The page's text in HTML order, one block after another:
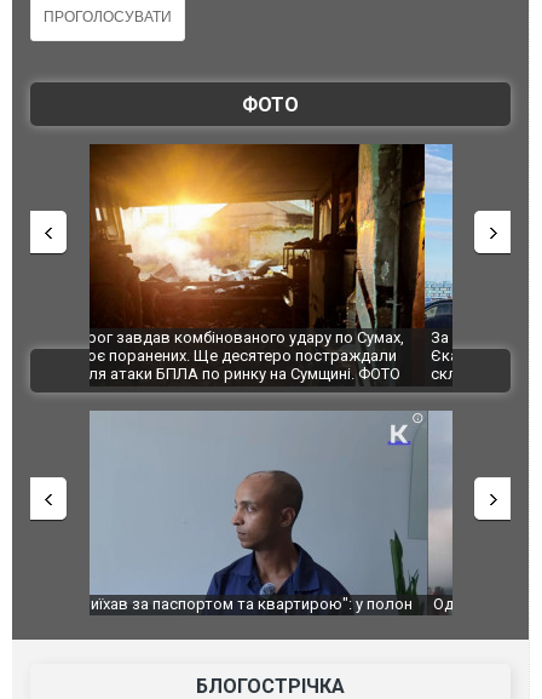
ФОТО
За 2000 кілометрів від кордону з Україною: в
Єкатеринбурзі після атаки дронів загорівся
склад Wildberries. ФОТО. ВІДЕО
"Мої
ВІДЕО
Одесу накрила потужна злива з градом та
ураганним вітром
Вже
БЛОГОСТРІЧКА